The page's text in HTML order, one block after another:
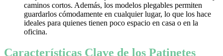
caminos cortos. Además, los modelos plegables permiten
guardarlos cómodamente en cualquier lugar, lo que los hace
ideales para quienes tienen poco espacio en casa o en la
oficina.
Características Clave de los Patinetes